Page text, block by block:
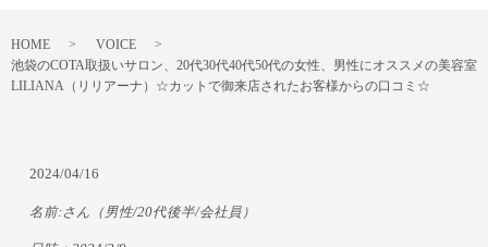
HOME
VOICE
池袋のCOTA取扱いサロン、20代30代40代50代の女性、男性にオススメの美容室
LILIANA（リリアーナ）☆カットで御来店されたお客様からの口コミ☆
2024/04/16
名前: さん （男性/20代後半/会社員）